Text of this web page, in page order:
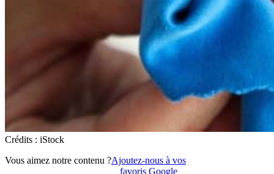
Crédits : iStock
Vous aimez notre contenu ?Ajoutez-nous à vos
favoris Google